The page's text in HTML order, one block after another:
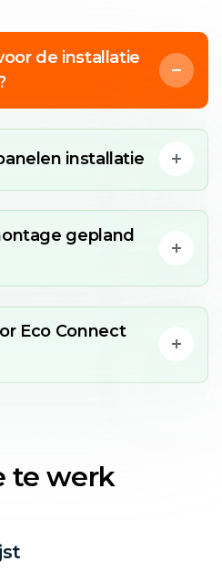
de installatie
installatie
gepland
Eco Connect
te werk